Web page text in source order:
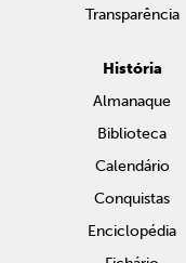
Transparência
História
Almanaque
Biblioteca
Calendário
Conquistas
Enciclopédia